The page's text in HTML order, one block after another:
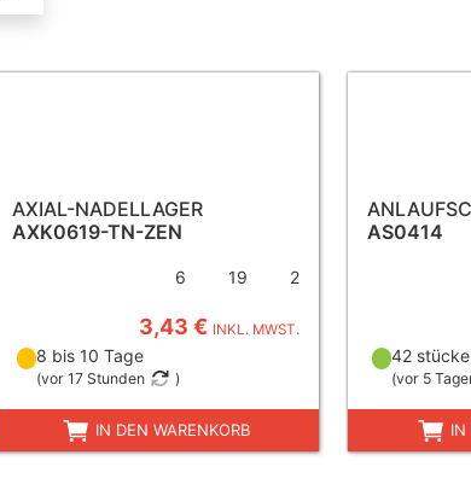
AXIAL-NADELLAGER
AXK0619-TN-ZEN
6 19 2
3,43 € INKL. MWST.
8 bis 10 Tage
(vor 17 Stunden )
IN DEN WARENKORB
AS0414
42
(vor 5
IN